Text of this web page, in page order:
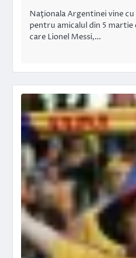
Naţionala Argentinei vine
pentru amicalul din 5
care Lionel Messi,…